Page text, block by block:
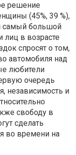
решение
(45%, 39 %),
самый большой
в возрасте
спросят о том,
автомобиля над
любители
очередь
независимость и
свободу в
сделать
во времени на